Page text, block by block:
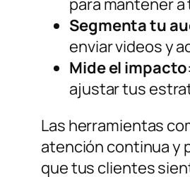
Segmenta tu
enviar videos y
Mide el impacto
ajustar tus
Las herramientas
atención continua y
que tus clientes